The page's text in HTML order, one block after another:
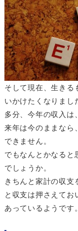
そして現在、生きる
いかけたくなりまし
多分、今年の収入は
来年は今のままなら
できません。
でもなんとかなると
でしょうか。
きちんと家計の収支
と収支は押さえてお
あっているようです。